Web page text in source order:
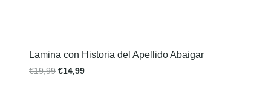
Lamina con Historia del Apellido Abaigar
€19,99 €14,99